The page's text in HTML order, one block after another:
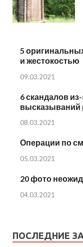
5
и жестокостью
09.03.2021
6 скандалов
высказываний
08.03.2021
Операции по
05.03.2021
20 фото
04.03.2021
ПОСЛЕДНИЕ